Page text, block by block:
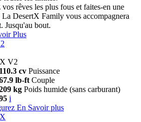
vos rêves les plus fous et faites-en une
La DesertX Family vous accompagnera
Jusqu'au bout.
Plus
V2
110.3 cv Puissance
lb-ft Couple
kg Poids humide (sans carburant)
i
En Savoir plus